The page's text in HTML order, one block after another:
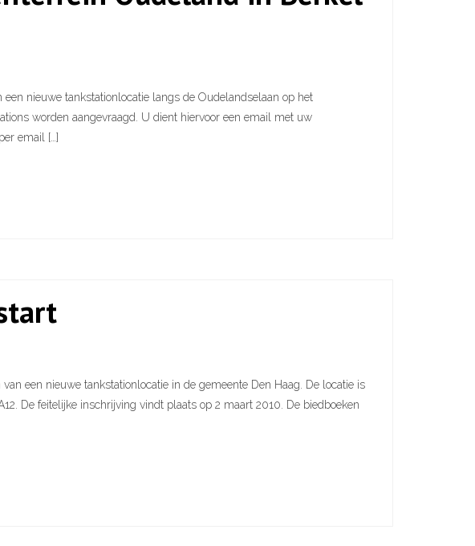
nieuwe tankstationlocatie langs de Oudelandselaan op het
worden aangevraagd. U dient hiervoor een email met uw
email […]
een nieuwe tankstationlocatie in de gemeente Den Haag. De locatie is
De feitelijke inschrijving vindt plaats op 2 maart 2010. De biedboeken